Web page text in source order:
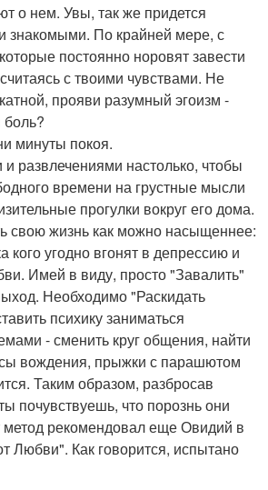
о нем. Увы, так же придется
знакомыми. По крайней мере, с
постоянно норовят завести
с твоими чувствами. Не
прояви разумный эгоизм -
минуты покоя.
развлечениями настолько, чтобы
времени на грустные мысли
прогулки вокруг его дома.
свою жизнь как можно насыщеннее:
кого угодно вгонят в депрессию и
Имей в виду, просто "Завалить"
Необходимо "Раскидать
психику заниматься
- сменить круг общения, найти
вождения, прыжки с парашютом
Таким образом, разбросав
почувствуешь, что порознь они
метод рекомендовал еще Овидий в
Любви". Как говорится, испытано